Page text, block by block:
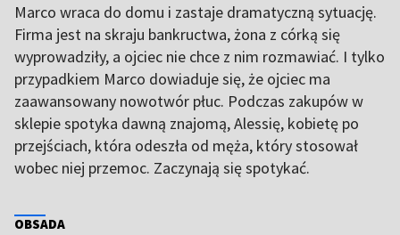
Marco wraca do domu i zastaje dramatyczną sytuację.
Firma jest na skraju bankructwa, żona z córką się
wyprowadziły, a ojciec nie chce z nim rozmawiać. I tylko
przypadkiem Marco dowiaduje się, że ojciec ma
zaawansowany nowotwór płuc. Podczas zakupów w
sklepie spotyka dawną znajomą, Alessię, kobietę po
przejściach, która odeszła od męża, który stosował
wobec niej przemoc. Zaczynają się spotykać.
OBSADA